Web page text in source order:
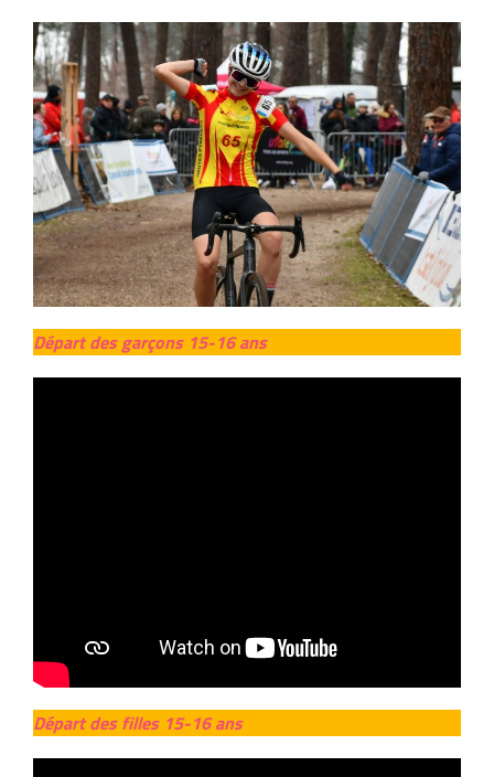
Départ des garçons 15-16 ans
Départ des filles 15-16 ans